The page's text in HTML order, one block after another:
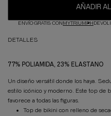
AÑADIR
ENVÍO GRATIS CONMYTRIUMPH
DETALLES
77% POLIAMIDA, 23% ELASTANO
Un diseño versátil donde los haya.
estilo icónico y moderno. Este top de
favorece a todas las figuras.
Top de bikini con relleno de